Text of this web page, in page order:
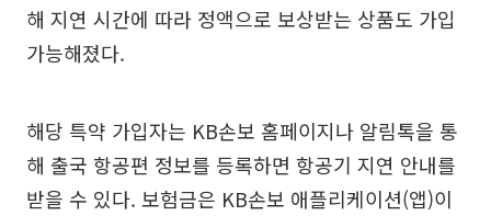
해 지연 시간에 따라 정액으로 보상받는 상품도 가입
가능해졌다.
해당 특약 가입자는 KB손보 홈페이지나 알림톡을 통
해 출국 항공편 정보를 등록하면 항공기 지연 안내를
받을 수 있다. 보험금은 KB손보 애플리케이션(앱)이